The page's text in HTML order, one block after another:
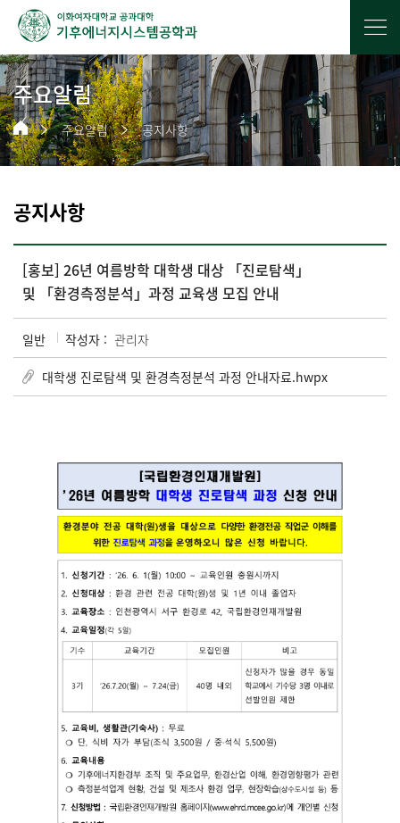
주요알림
주요알림 공지사항
공지사항
[홍보] 26년 여름방학 대학생 대상 「진로탐색」
및 「환경측정분석」과정 교육생 모집 안내
일반 작성자 : 관리자
대학생 진로탐색 및 환경측정분석 과정 안내자료.hwpx